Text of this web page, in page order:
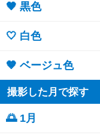
🖤 黒色
🤍 白色
🤎 ベージュ色
撮影した月で探す
🌅 1月